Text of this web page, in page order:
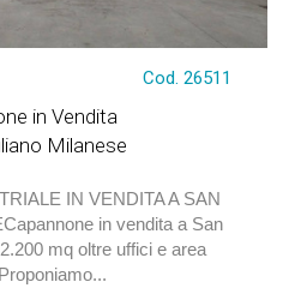
Cod. 26511
in Vendita
Milanese
IN VENDITA A SAN
in vendita a San
mq oltre uffici e area